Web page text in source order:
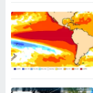
crear un
uso de
contenido